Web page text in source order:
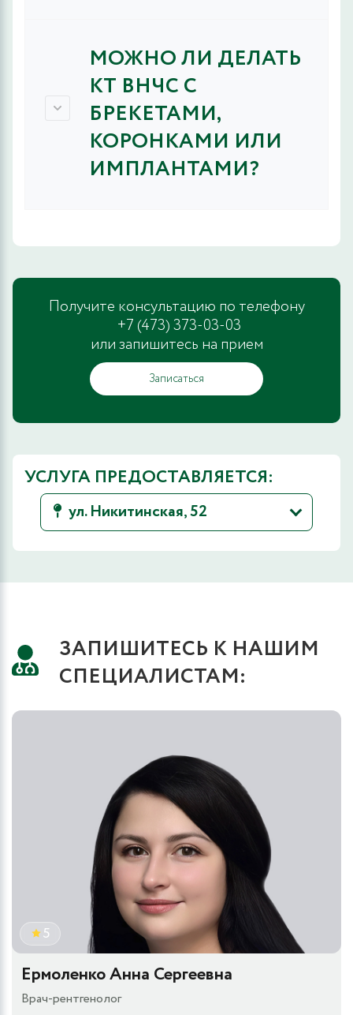
МОЖНО ЛИ ДЕЛАТЬ
КТ ВНЧС С
БРЕКЕТАМИ,
КОРОНКАМИ ИЛИ
ИМПЛАНТАМИ?
Получите консультацию по телефону
+7 (473) 373-03-03
или запишитесь на прием
Записаться
УСЛУГА ПРЕДОСТАВЛЯЕТСЯ:
ул. Никитинская, 52
ЗАПИШИТЕСЬ К НАШИМ
СПЕЦИАЛИСТАМ:
5
Ермоленко Анна Сергеевна
Врач-рентгенолог